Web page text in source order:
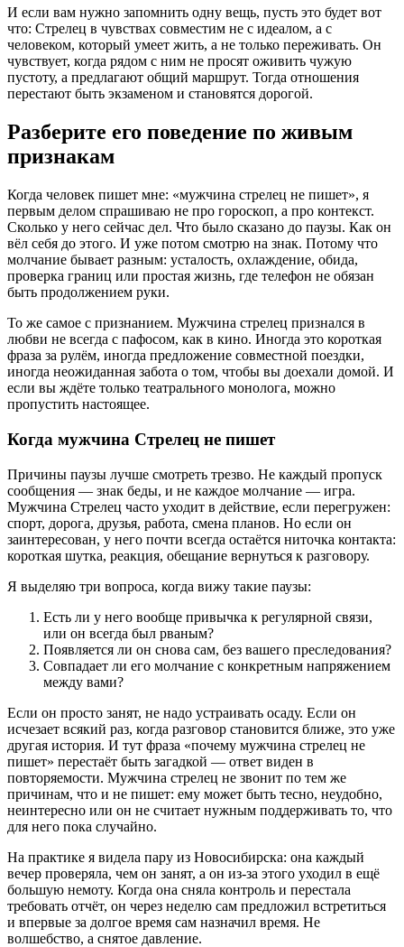
И если вам нужно запомнить одну вещь, пусть это будет вот
что: Стрелец в чувствах совместим не с идеалом, а с
человеком, который умеет жить, а не только переживать. Он
чувствует, когда рядом с ним не просят оживить чужую
пустоту, а предлагают общий маршрут. Тогда отношения
перестают быть экзаменом и становятся дорогой.
Разберите его поведение по живым
признакам
Когда человек пишет мне: «мужчина стрелец не пишет», я
первым делом спрашиваю не про гороскоп, а про контекст.
Сколько у него сейчас дел. Что было сказано до паузы. Как он
вёл себя до этого. И уже потом смотрю на знак. Потому что
молчание бывает разным: усталость, охлаждение, обида,
проверка границ или простая жизнь, где телефон не обязан
быть продолжением руки.
То же самое с признанием. Мужчина стрелец признался в
любви не всегда с пафосом, как в кино. Иногда это короткая
фраза за рулём, иногда предложение совместной поездки,
иногда неожиданная забота о том, чтобы вы доехали домой. И
если вы ждёте только театрального монолога, можно
пропустить настоящее.
Когда мужчина Стрелец не пишет
Причины паузы лучше смотреть трезво. Не каждый пропуск
сообщения — знак беды, и не каждое молчание — игра.
Мужчина Стрелец часто уходит в действие, если перегружен:
спорт, дорога, друзья, работа, смена планов. Но если он
заинтересован, у него почти всегда остаётся ниточка контакта:
короткая шутка, реакция, обещание вернуться к разговору.
Я выделяю три вопроса, когда вижу такие паузы:
Есть ли у него вообще привычка к регулярной связи,
или он всегда был рваным?
Появляется ли он снова сам, без вашего преследования?
Совпадает ли его молчание с конкретным напряжением
между вами?
Если он просто занят, не надо устраивать осаду. Если он
исчезает всякий раз, когда разговор становится ближе, это уже
другая история. И тут фраза «почему мужчина стрелец не
пишет» перестаёт быть загадкой — ответ виден в
повторяемости. Мужчина стрелец не звонит по тем же
причинам, что и не пишет: ему может быть тесно, неудобно,
неинтересно или он не считает нужным поддерживать то, что
для него пока случайно.
На практике я видела пару из Новосибирска: она каждый
вечер проверяла, чем он занят, а он из-за этого уходил в ещё
большую немоту. Когда она сняла контроль и перестала
требовать отчёт, он через неделю сам предложил встретиться
и впервые за долгое время сам назначил время. Не
волшебство, а снятое давление.